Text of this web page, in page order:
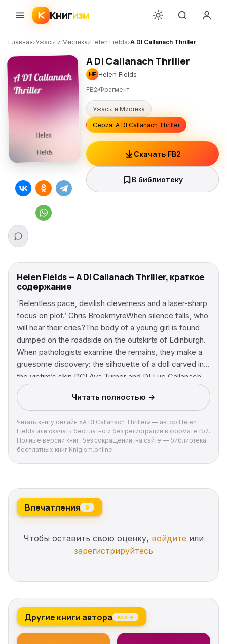
Книгизм
Главная›Ужасы и Мистика›Helen Fields›A DI Callanach Thriller
A DI Callanach Thriller
HF Helen Fields
FB2 Фрагмент
Ужасы и Мистика
Серия: A DI Callanach Thriller
Скачать FB2
В библиотеку
Helen Fields — A DI Callanach Thriller, краткое
содержание
‘Relentless pace, devilish cleverness and a laser-sharp
focus on plot.’ Chris BrookmyreWhen silence falls, who
will hear their cries?The body of a young girl is found
dumped on the roadside on the outskirts of Edinburgh.
When pathologists examine the remains, they make a
gruesome discovery: the silhouette of a doll carved in
the victim’s skin.DCI Ava Turner and DI Luc Callanach
are struggling to find leads in the case, until a doll made
of skin is found nestled beside an abandoned
baby.After another young woman is found butchered,
Luc and Ava realise the babydoll killer is playing a
horrifying game. And it’s only a matter of time before
he strikes again. Can they stop another victim from
being silenced forever – or is it already too late?
Читать полностью →
Читать книгу онлайн «A DI Callanach Thriller» — автор Helen
Fields или скачать бесплатно и без регистрации в формате fb2.
Полные версии книг, без сокращений, на сайте — библиотека
бесплатных книг Knigism.online.
Впечатления 0
Чтобы оставить свою оценку, войдите или
зарегистрируйтесь
Другие книги автора все →